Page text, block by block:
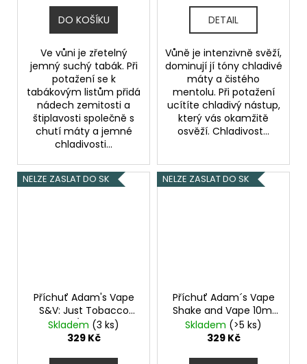
DO KOŠÍKU
Ve vůni je zřetelný
jemný suchý tabák. Při
potažení se k
tabákovým listům přidá
nádech zemitosti a
štiplavosti společně s
chutí máty a jemné
chladivosti...
DETAIL
Vůně je intenzivně svěží,
dominují jí tóny chladivé
máty a čistého
mentolu. Při potažení
ucítíte chladivý nástup,
který vás okamžitě
osvěží. Chladivost...
NELZE ZASLAT DO SK
Příchuť Adam's Vape
S&V: Just Tobacco
Pear (Tabák s
hruškou) 10ml
Skladem (3 ks)
329 Kč
NELZE ZASLAT DO SK
Příchuť Adam´s Vape
Shake and Vape 10ml
Just Tobacco Pear
Skladem (>5 ks)
329 Kč